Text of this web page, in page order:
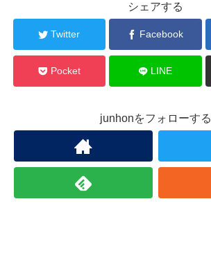
シェアする
Twitter Facebook
Pocket LINE
junhonをフォローする